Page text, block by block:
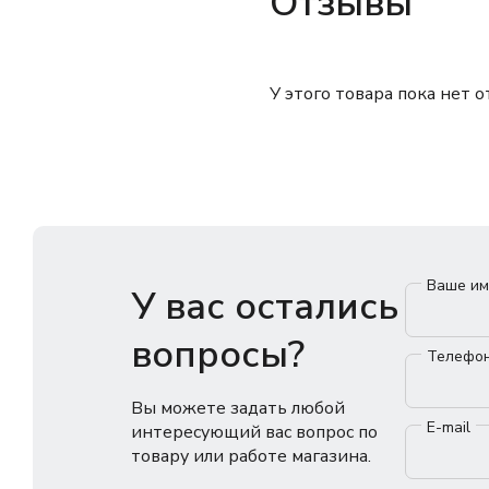
У этого товара пока нет
У вас остались
вопросы?
Вы можете задать любой
интересующий вас вопрос по
товару или работе магазина.
Ваше
E-mail